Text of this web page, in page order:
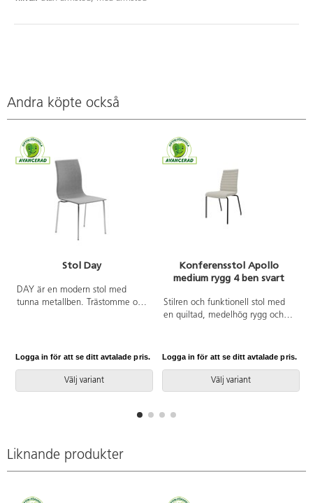
Andra köpte också
Stol Day
DAY är en modern stol med
tunna metallben. Trästomme och
Logga in för att se ditt avtalade pris.
Välj variant
Konferensstol Apollo
medium rygg 4 ben svart
Stilren och funktionell stol med
en quiltad, medelhög rygg och
både komfort och stöd. Stabilt
rör med filtbelagda möbeltassar
för att skydda golvet. Stolen är
som tillval.
Logga in för att se ditt avtalade pris.
Välj variant
Liknande produkter